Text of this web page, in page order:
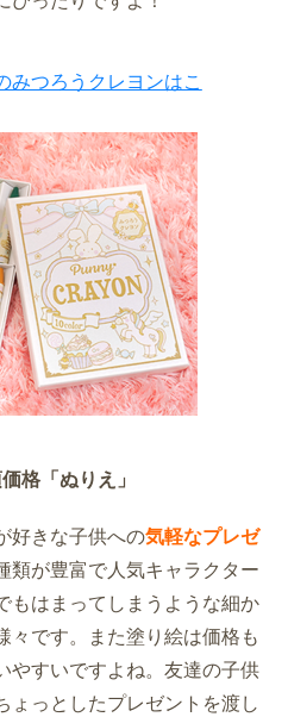
みつろうクレヨンはこ
格「ぬりえ」
好きな子供への気軽なプレゼ
類が豊富で人気キャラクター
もはまってしまうような細か
々です。また塗り絵は価格も
やすいですよね。友達の子供
ょっとしたプレゼントを渡し